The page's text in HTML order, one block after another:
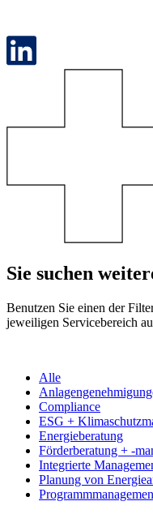
Sie suchen
Benutzen Sie einen der
jeweiligen Servicebereich
Alle
Compliance
ESG +
Energieberatung
Förderberatung + -
Integrierte
Planung von